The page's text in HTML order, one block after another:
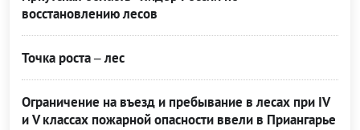
восстановлению лесов
Точка роста – лес
Ограничение на въезд и пребывание в лесах при IV
и V классах пожарной опасности ввели в Приангарье